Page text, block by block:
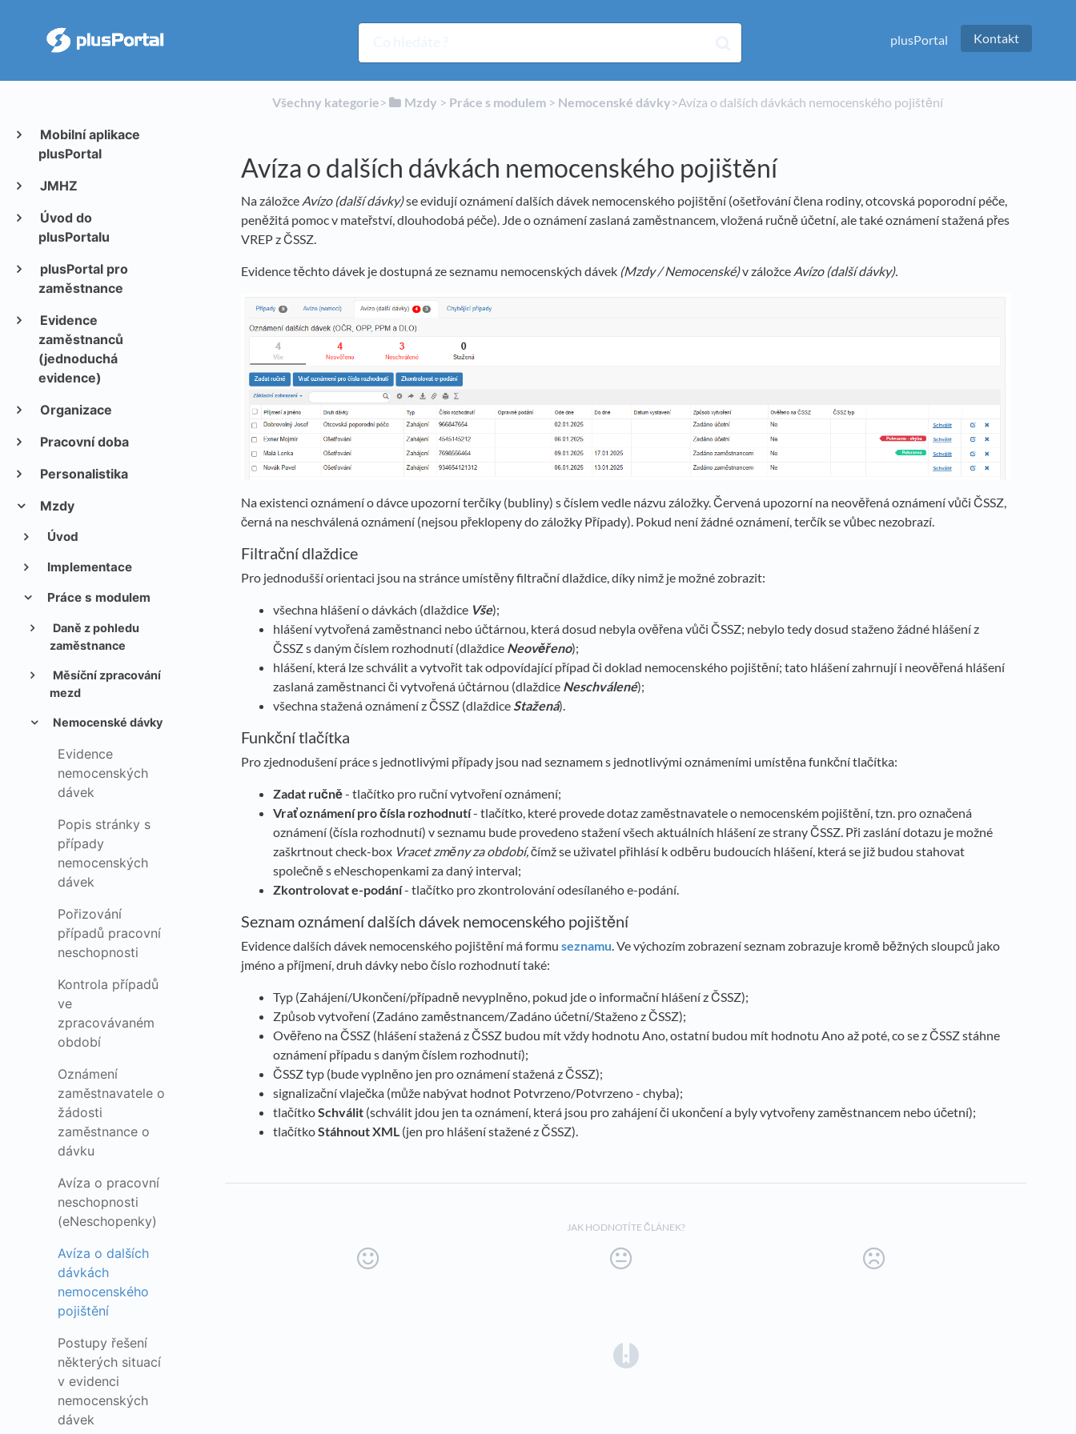
plusPortal Kontakt
Mobilní aplikace
plusPortal
JMHZ
Úvod do
plusPortalu
plusPortal pro
zaměstnance
Evidence
zaměstnanců
(jednoduchá
evidence)
Organizace
Pracovní doba
Personalistika
Mzdy
Úvod
Implementace
Práce s modulem
Daně z pohledu
zaměstnance
Měsíční zpracování
mezd
Nemocenské dávky
Evidence
nemocenských
dávek
Popis stránky s
případy
nemocenských
dávek
Pořizování
případů pracovní
neschopnosti
Kontrola případů
ve
zpracovávaném
období
Oznámení
zaměstnavatele o
žádosti
zaměstnance o
dávku
Avíza o pracovní
neschopnosti
(eNeschopenky)
Avíza o dalších
dávkách
nemocenského
pojištění
Postupy řešení
některých situací
v evidenci
nemocenských
dávek
Všechny kategorie​>​ ​Mzdy ​ > ​ ​Práce s modulem ​ > ​ ​Nemocenské dávky​>​ Avíza o dalších dávkách nemocenského pojištění
Avíza o dalších dávkách nemocenského pojištění
Na záložce Avízo (další dávky)se evidují oznámení dalších dávek nemocenského pojištění (ošetřování člena rodiny, otcovská poporodní péče,
peněžitá pomoc v mateřství, dlouhodobá péče). Jde o oznámení zaslaná zaměstnancem, vložená ručně účetní, ale také oznámení stažená přes
VREP z ČSSZ.
Evidence těchto dávek je dostupná ze seznamu nemocenských dávek (Mzdy / Nemocenské)v záložce Avízo (další dávky).
Na existenci oznámení o dávce upozorní terčíky (bubliny) s číslem vedle názvu záložky. Červená upozorní na neověřená oznámení vůči ČSSZ,
černá na neschválená oznámení (nejsou překlopeny do záložky Případy). Pokud není žádné oznámení, terčík se vůbec nezobrazí.
Filtrační dlaždice
Pro jednodušší orientaci jsou na stránce umístěny filtrační dlaždice, díky nimž je možné zobrazit:
všechna hlášení o dávkách (dlaždice Vše);
hlášení vytvořená zaměstnanci nebo účtárnou, která dosud nebyla ověřena vůči ČSSZ; nebylo tedy dosud staženo žádné hlášení z
ČSSZ s daným číslem rozhodnutí (dlaždice Neověřeno);
hlášení, která lze schválit a vytvořit tak odpovídající případ či doklad nemocenského pojištění; tato hlášení zahrnují i neověřená hlášení
zaslaná zaměstnanci či vytvořená účtárnou (dlaždice Neschválené);
všechna stažená oznámení z ČSSZ (dlaždiceStažená).
Funkční tlačítka
Pro zjednodušení práce s jednotlivými případy jsou nad seznamem s jednotlivými oznámeními umístěna funkční tlačítka:
Zadat ručně- tlačítko pro ruční vytvoření oznámení;
Vrať oznámení pro čísla rozhodnutí- tlačítko, které provede dotaz zaměstnavatele o nemocenském pojištění, tzn. pro označená
oznámení (čísla rozhodnutí) v seznamu bude provedeno stažení všech aktuálních hlášení ze strany ČSSZ. Při zaslání dotazu je možné
zaškrtnout check-box Vracet změny za období,čímž se uživatel přihlásí k odběru budoucích hlášení, která se již budou stahovat
společně s eNeschopenkami za daný interval;
Zkontrolovat e-podání- tlačítko pro zkontrolování odesílaného e-podání.
Seznam oznámení dalších dávek nemocenského pojištění
Evidence dalších dávek nemocenského pojištění má formu seznamu. Ve výchozím zobrazení seznam zobrazuje kromě běžných sloupců jako
jméno a příjmení, druh dávky nebo číslo rozhodnutí také:
Typ (Zahájení/Ukončení/případně nevyplněno, pokud jde o informační hlášení z ČSSZ);
Způsob vytvoření (Zadáno zaměstnancem/Zadáno účetní/Staženo z ČSSZ);
Ověřeno na ČSSZ (hlášení stažená z ČSSZ budou mít vždy hodnotu Ano, ostatní budou mít hodnotu Ano až poté, co se z ČSSZ stáhne
oznámení případu s daným číslem rozhodnutí);
ČSSZ typ (bude vyplněno jen pro oznámení stažená z ČSSZ);
signalizační vlaječka (může nabývat hodnot Potvrzeno/Potvrzeno - chyba);
tlačítkoSchválit (schválit jdou jen ta oznámení, která jsou pro zahájení či ukončení a byly vytvořeny zaměstnancem nebo účetní);
tlačítkoStáhnout XML (jen pro hlášení stažené z ČSSZ).
JAK HODNOTÍTE ČLÁNEK?
(opens in a new tab)